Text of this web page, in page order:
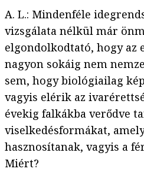
A. L.: Mindenféle
vizsgálata nélkül már
elgondolkodtató, hogy az
nagyon sokáig nem
sem, hogy biológiailag
vagyis elérik az
évekig falkákba verődve
viselkedésformákat,
hasznosítanak, vagyis a
Miért?